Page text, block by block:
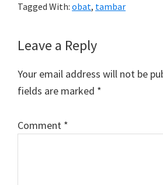
Tagged With: obat, tambar
Reader
Interactions
Leave a Reply
Your email address will not be
fields are marked *
Comment *